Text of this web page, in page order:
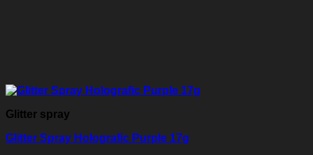
Glitter spray
Glitter Spray Holografic Purple 17g